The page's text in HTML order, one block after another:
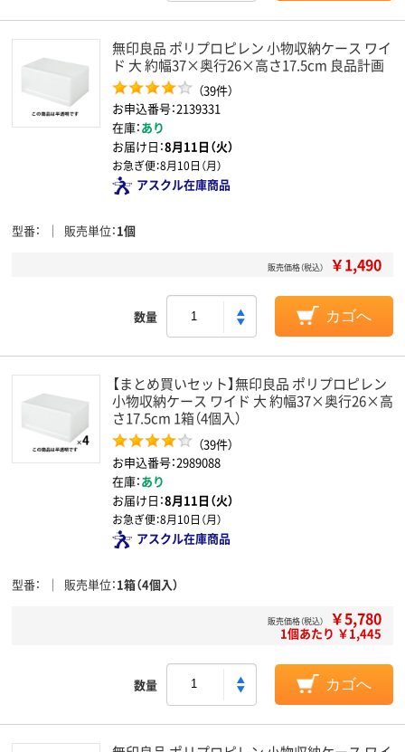
無印良品 ポリプロピレン 小物収納ケース ワイ
ド 大 約幅37×奥行26×高さ17.5cm 良品計画
（39件）
お申込番号：2139331
在庫：あり
お届け日：8月11日（火）
お急ぎ便：8月10日（月）
アスクル在庫商品
型番 販売単位 1個
販売価格（税込） ￥1,490
数量 カゴへ
【まとめ買いセット】無印良品 ポリプロピレン
小物収納ケース ワイド 大 約幅37×奥行26×高
さ17.5cm 1箱（4個入）
（39件）
お申込番号：2989088
在庫：あり
お届け日：8月11日（火）
お急ぎ便：8月10日（月）
アスクル在庫商品
型番 販売単位 1箱（4個入）
販売価格（税込） ￥5,780
1個あたり ￥1,445
数量 カゴへ